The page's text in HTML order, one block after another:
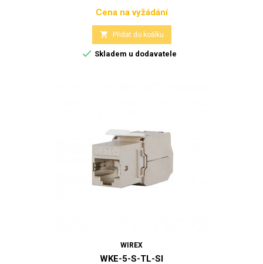
Cena
Cena na vyžádání
 Přidat do košíku
 Skladem u dodavatele
WIREX
WKE-5-S-TL-SI